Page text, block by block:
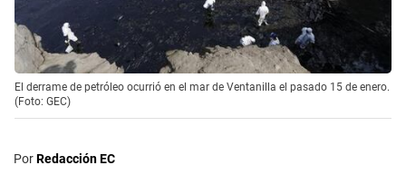
El derrame de petróleo ocurrió en el mar de Ventanilla el pasado 15 de enero.
(Foto: GEC)
PorRedacción EC